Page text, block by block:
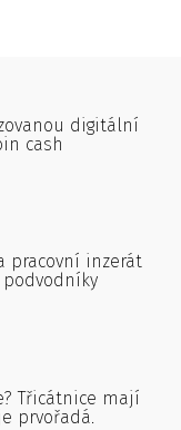
digitální
cash
pracovní inzerát
Třicátnice mají
prvořadá.